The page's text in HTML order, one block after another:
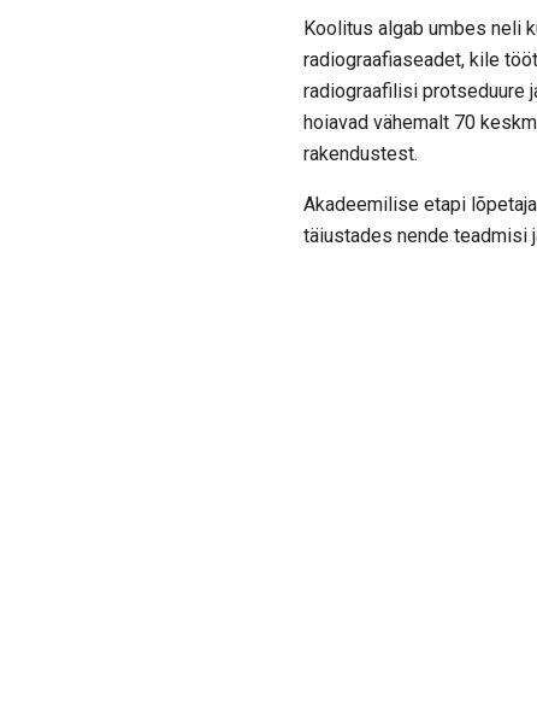
Koolitus algab umbes neli
radiograafiaseadet, kile
radiograafilisi protseduure
hoiavad vähemalt 70
rakendustest.
Akadeemilise etapi
täiustades nende teadmisi